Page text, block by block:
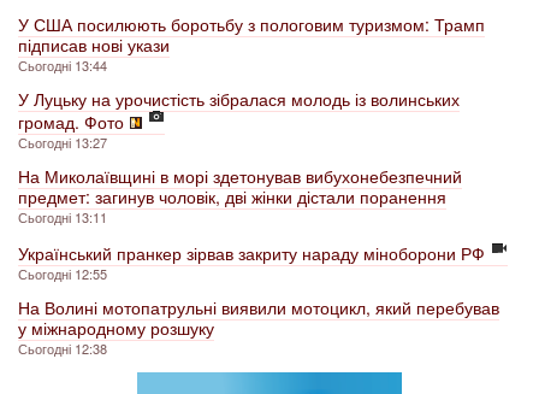
У США посилюють боротьбу з пологовим туризмом: Трамп
підписав нові укази
Сьогодні 13:44
У Луцьку на урочистість зібралася молодь із волинських
громад. Фото
Сьогодні 13:27
На Миколаївщині в морі здетонував вибухонебезпечний
предмет: загинув чоловік, дві жінки дістали поранення
Сьогодні 13:11
Український пранкер зірвав закриту нараду міноборони РФ
Сьогодні 12:55
На Волині мотопатрульні виявили мотоцикл, який перебував
у міжнародному розшуку
Сьогодні 12:38